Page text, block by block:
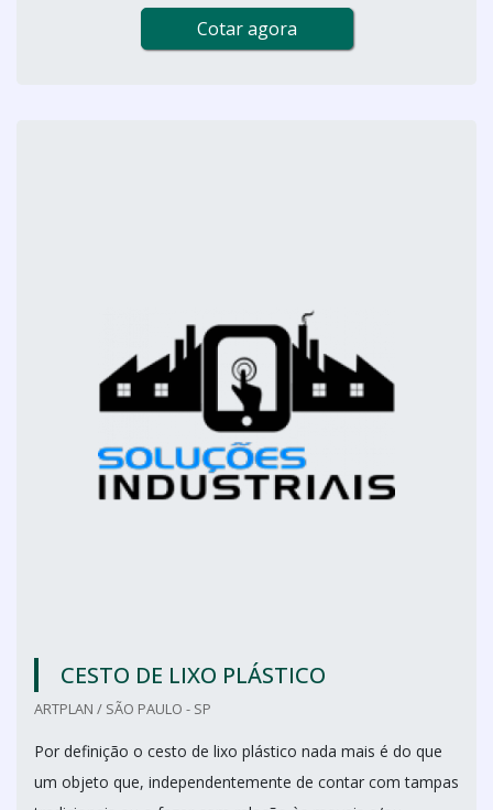
Cotar agora
CESTO DE LIXO PLÁSTICO
ARTPLAN / SÃO PAULO - SP
Por definição o cesto de lixo plástico nada mais é do que
um objeto que, independentemente de contar com tampas